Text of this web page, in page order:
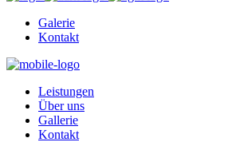
Galerie
Kontakt
Leistungen
Über uns
Gallerie
Kontakt